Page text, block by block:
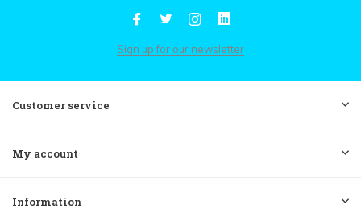
Sign up for our newsletter
Customer service
My account
Information